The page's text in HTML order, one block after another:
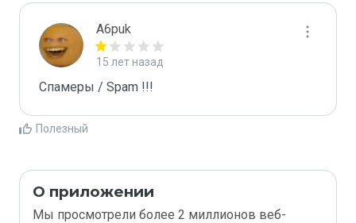
A6puk
15 лет назад
Спамеры / Spam !!!
Полезный
О приложении
Мы просмотрели более 2 миллионов веб-